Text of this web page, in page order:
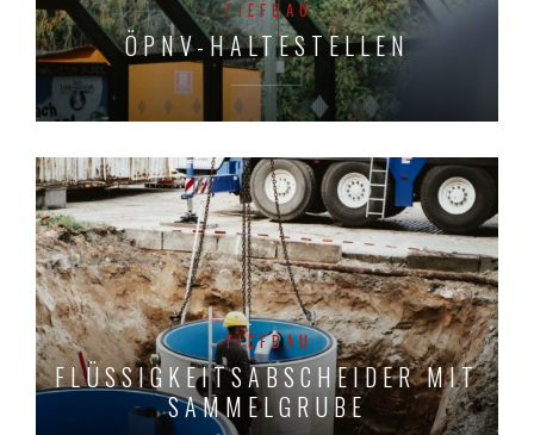
TIEFBAU
ÖPNV-HALTESTELLEN
TIEFBAU
FLÜSSIGKEITSABSCHEIDER MIT
SAMMELGRUBE